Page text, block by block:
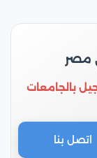
مصر
بالجامعات
اتصل بنا